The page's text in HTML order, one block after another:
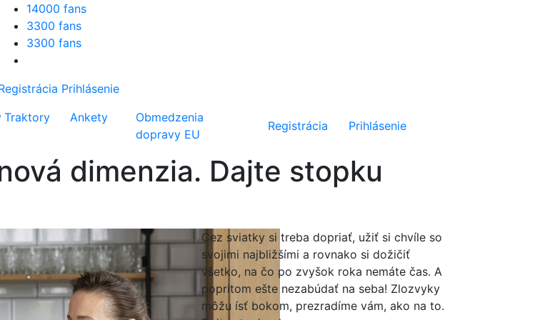
14000 fans
3300 fans
3300 fans
Prihlásenie
Traktory Ankety
Obmedzenia
dopravy EU
Registrácia Prihlásenie
dimenzia. Dajte stopku
Cez sviatky si treba dopriať, užiť si chvíle so
svojimi najbližšími a rovnako si dožičiť
všetko, na čo po zvyšok roka nemáte čas. A
popritom ešte nezabúdať na seba! Zlozvyky
môžu ísť bokom, prezradíme vám, ako na to.